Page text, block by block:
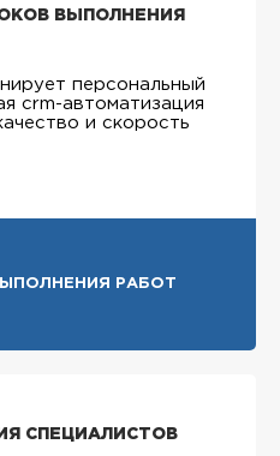
ВЫПОЛНЕНИЯ
персональный
crm-автоматизация
и скорость
РАБОТ
СПЕЦИАЛИСТОВ